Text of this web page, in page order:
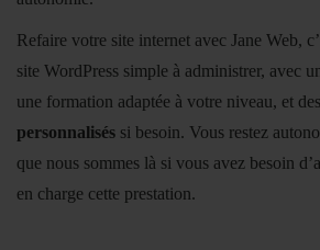
Refaire votre site internet avec Jane Web,
site WordPress simple à administrer, avec
une formation adaptée à votre niveau, et des
personnalisés si besoin. Vous restez
que nous sommes là si vous avez besoin
en charge cette prestation.